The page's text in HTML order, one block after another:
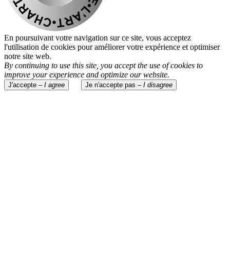
En poursuivant votre navigation sur ce site, vous acceptez
l'utilisation de cookies pour améliorer votre expérience et optimiser
notre site web.
By continuing to use this site, you accept the use of cookies to
improve your experience and optimize our website.
J'accepte – I agree Je n'accepte pas – I disagree